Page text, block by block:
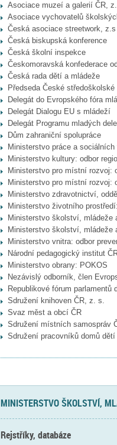
Asociace muzeí a galerií ČR,
Asociace vychovatelů
Česká asociace streetwork, z.s
Česká biskupská konference
Česká školní inspekce
Českomoravská konfederace
Česká rada dětí a mládeže
Předseda České středoškolské
Delegát do Evropského fóra
Delegát Dialogu EU s mládeží
Delegát Programu mladých
Dům zahraniční spolupráce
Ministerstvo práce a
Ministerstvo kultury: odbor
Ministerstvo pro místní rozvoj:
Ministerstvo pro místní rozvoj:
Ministerstvo zdravotnictví,
Ministerstvo životního
Ministerstvo školství, mládeže
Ministerstvo školství, mládeže
Ministerstvo vnitra: odbor
Národní pedagogický institut
Ministerstvo obrany: POKOS
Nezávislý odborník, člen
Republikové fórum parlamentů
Sdružení knihoven ČR, z. s.
Svaz měst a obcí ČR
Sdružení místních samospráv
Sdružení pracovníků domů
MINISTERSTVO ŠKOLSTVÍ,
Rejstříky, databáze